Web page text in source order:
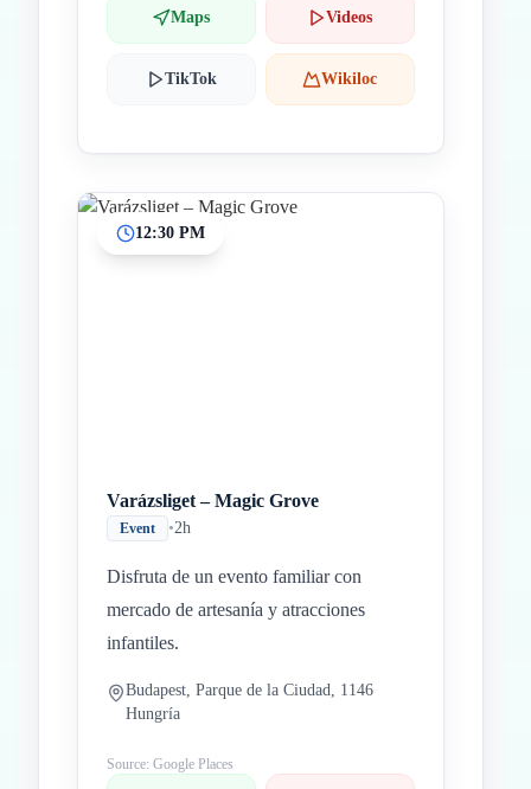
Maps Videos
TikTok Wikiloc
12:30 PM
Varázsliget – Magic Grove
Event •2h
Disfruta de un evento familiar con
mercado de artesanía y atracciones
infantiles.
Budapest, Parque de la Ciudad, 1146
Hungría
Source: Google Places